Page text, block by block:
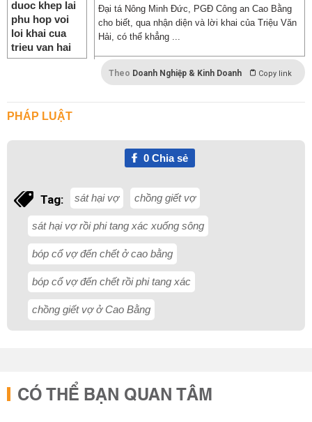
Đại tá Nông Minh Đức, PGĐ Công an Cao Bằng
cho biết, qua nhận diện và lời khai của Triệu Văn
Hải, có thể khẳng ...
Theo Doanh Nghiệp & Kinh Doanh Copy link
PHÁP LUẬT
0Chia sẻ
Tag: sát hại vợ chồng giết vợ
sát hại vợ rồi phi tang xác xuống sông
bóp cổ vợ đến chết ở cao bằng
bóp cổ vợ đến chết rồi phi tang xác
chồng giết vợ ở Cao Bằng
CÓ THỂ BẠN QUAN TÂM